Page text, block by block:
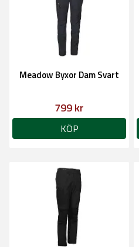
Meadow Byxor Dam Svart
799 kr
KÖP